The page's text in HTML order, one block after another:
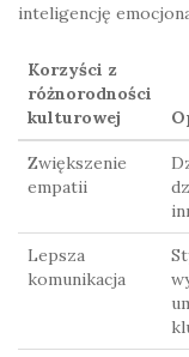
inteligencję
Korzyści z
różnorodności
kulturowej
Zwiększenie
empatii
Lepsza
komunikacja